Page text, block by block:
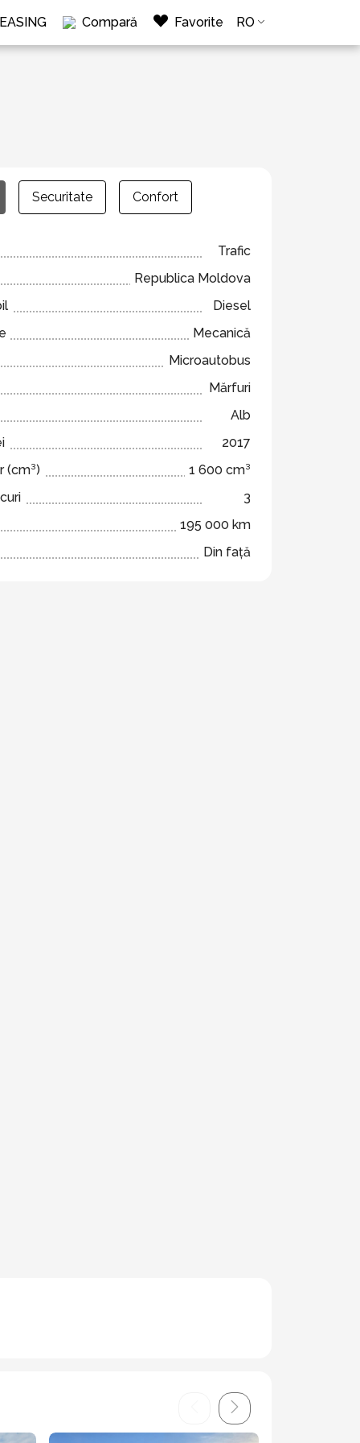
Compară Favorite RO
Securitate Confort
Trafic
Republica Moldova
Diesel
Mecanică
Microautobus
Mărfuri
Alb
2017
(cm³)
1 600 cm³
3
195 000 km
Din față